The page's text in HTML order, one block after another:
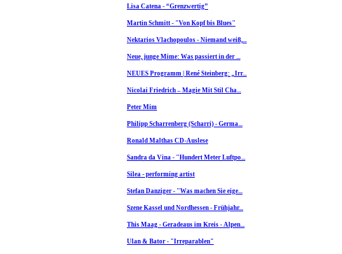
Lisa Catena - “Grenzwertig”
Martin Schmitt - "Von Kopf bis Blues"
Nektarios Vlachopoulos - Niemand weiß,...
Neue, junge Mime: Was passiert in der ...
NEUES Programm | René Steinberg: „Irr...
Nicolai Friedrich – Magie Mit Stil Cha...
Peter Mim
Philipp Scharrenberg (Scharri) - Germa...
Ronald Malthas CD-Auslese
Sandra da Vina - "Hundert Meter Luftpo...
Silea - performing artist
Stefan Danziger - "Was machen Sie eige...
Szene Kassel und Nordhessen - Frühjahr...
This Maag - Geradeaus im Kreis - Alpen...
Ulan & Bator - "Irreparablen"